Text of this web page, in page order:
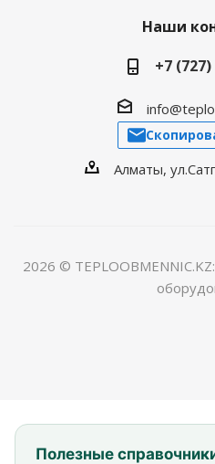
Наши
+7
Алматы,
2026 ©
Полезные